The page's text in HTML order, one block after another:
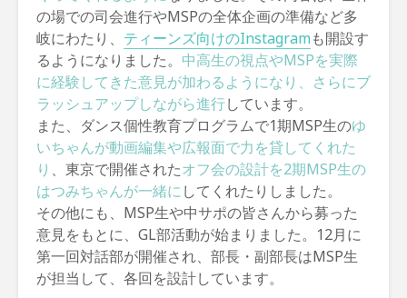
の場での司会進行やMSPの全体企画の準備など多
岐にわたり、 ティーンズ向けのInstagramも開設す
るようになりました。 中高生の視点やMSPを実際
に経験してきた意見が加わるようになり、さらにブ
ラッシュアップしながら進行しています。
また、ダンス個性教育プログラムで1期MSP生のゆ
いちゃんが動画編集や広報面で力を貸してくれた
り 、東京で開催されたオフ会の設計を2期MSP生の
はつみちゃんが一緒にしてくれたりしました。
その他にも、MSP生や中サポの皆さんから募った
意見をもとに、GL部活動が始まりました。12月に
第一回対話部が開催され、部長・副部長はMSP生
が担当して、各回を設計しています。